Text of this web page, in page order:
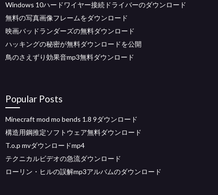
Windows 10ハードワイヤー接続ドライバーのダウンロード
無料の写真画像フレームをダウンロード
映画バッドランダーズの無料ダウンロード
ハッキングの秘密が無料ダウンロードを公開
鳥のさえずり効果音mp3無料ダウンロード
Popular Posts
Minecraft mod mo bends 1.8 9ダウンロード
構造用鋼推定ソフトウェア無料ダウンロード
T.o.p mvダウンロードmp4
テクニカルビデオの急流ダウンロード
ローリン・ヒルの誤解mp3アルバムのダウンロード